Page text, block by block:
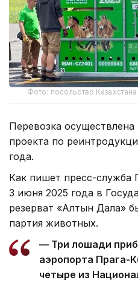
Фото: посольство
Перевозка
проекта по
года.
Как пишет пресс-служба
3 июня 2025 года в
резерват «Алтын Дала»
партия животных.
— Три лошади
аэропорта Прага-
четыре из